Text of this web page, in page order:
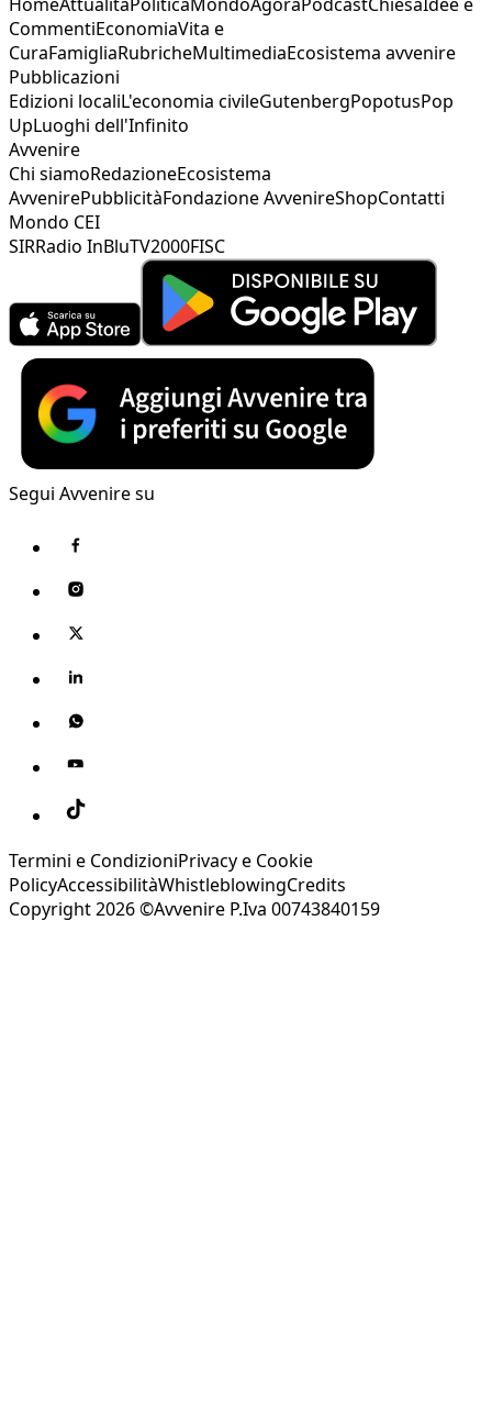
CommentiEconomiaVita e
CuraFamigliaRubricheMultimediaEcosistema avvenire
Pubblicazioni
Edizioni localiL'economia civileGutenbergPopotusPop
UpLuoghi dell'Infinito
Avvenire
Chi siamoRedazioneEcosistema
AvvenirePubblicitàFondazione AvvenireShopContatti
Mondo CEI
SIRRadio InBluTV2000FISC
Segui Avvenire su
Termini e CondizioniPrivacy e Cookie
PolicyAccessibilitàWhistleblowingCredits
Copyright 2026 ©Avvenire P.Iva 00743840159